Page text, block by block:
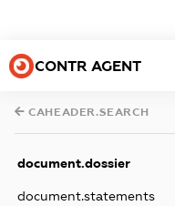
CONTR AGENT
CAHEADER.SEARCH
document.dossier
document.statements